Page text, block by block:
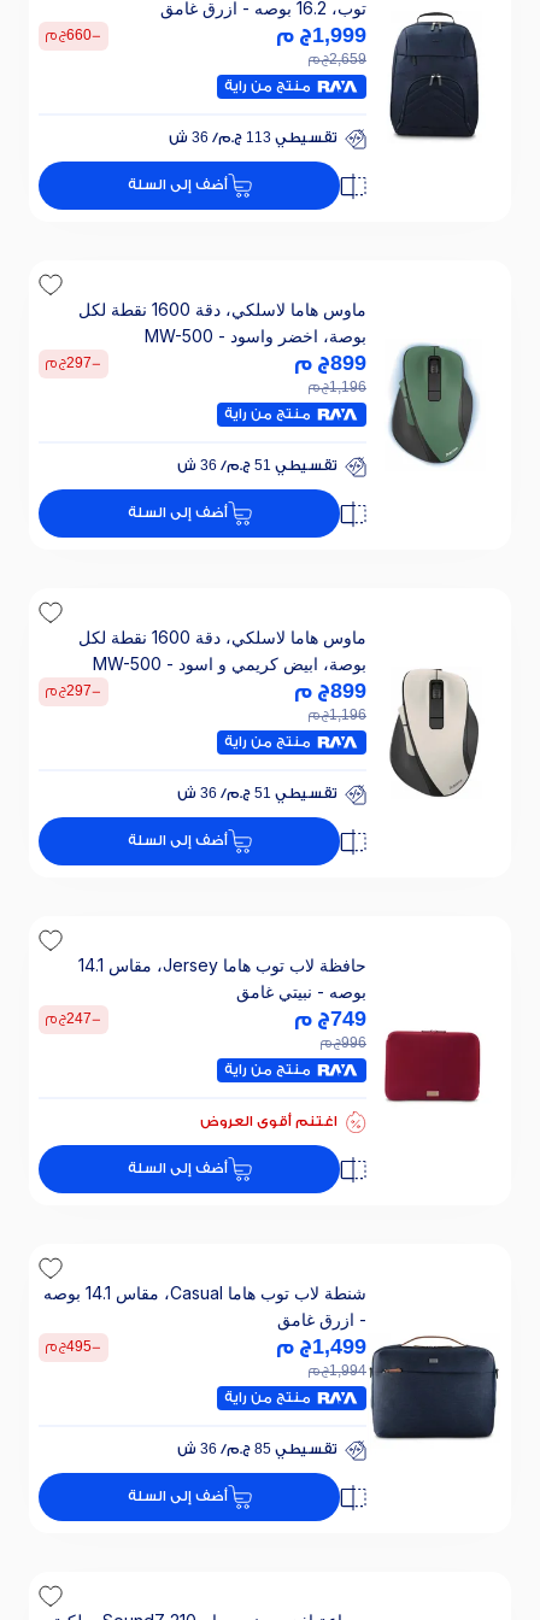
توب، 16.2 بوصه - ازرق غامق
1,999ج م
2,659ج م
-
660ج م
منتج من راية
تقسيطي 113 ج.م/ 36 ش
خصم 30% على الفائدة
أضف إلى السلة
ماوس هاما لاسلكي، دقة 1600 نقطة لكل
بوصة، اخضر واسود - MW-500
899ج م
1,196ج م
-
297ج م
منتج من راية
تقسيطي 51 ج.م/ 36 ش
خصم 30% على الفائدة
أضف إلى السلة
ماوس هاما لاسلكي، دقة 1600 نقطة لكل
بوصة، ابيض كريمي و اسود - MW-500
899ج م
1,196ج م
-
297ج م
منتج من راية
تقسيطي 51 ج.م/ 36 ش
خصم 30% على الفائدة
أضف إلى السلة
حافظة لاب توب هاما Jersey، مقاس 14.1
بوصه - نبيتي غامق
749ج م
996ج م
-
247ج م
منتج من راية
اغتنم أقوى العروض
أضف إلى السلة
شنطة لاب توب هاما Casual، مقاس 14.1 بوصه
- ازرق غامق
1,499ج م
1,994ج م
-
495ج م
منتج من راية
تقسيطي 85 ج.م/ 36 ش
خصم 30% على الفائدة
أضف إلى السلة